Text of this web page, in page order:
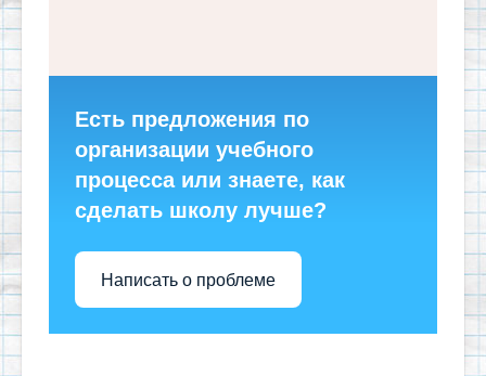
Есть предложения по
организации учебного
процесса или знаете, как
сделать школу лучше?
Написать о проблеме